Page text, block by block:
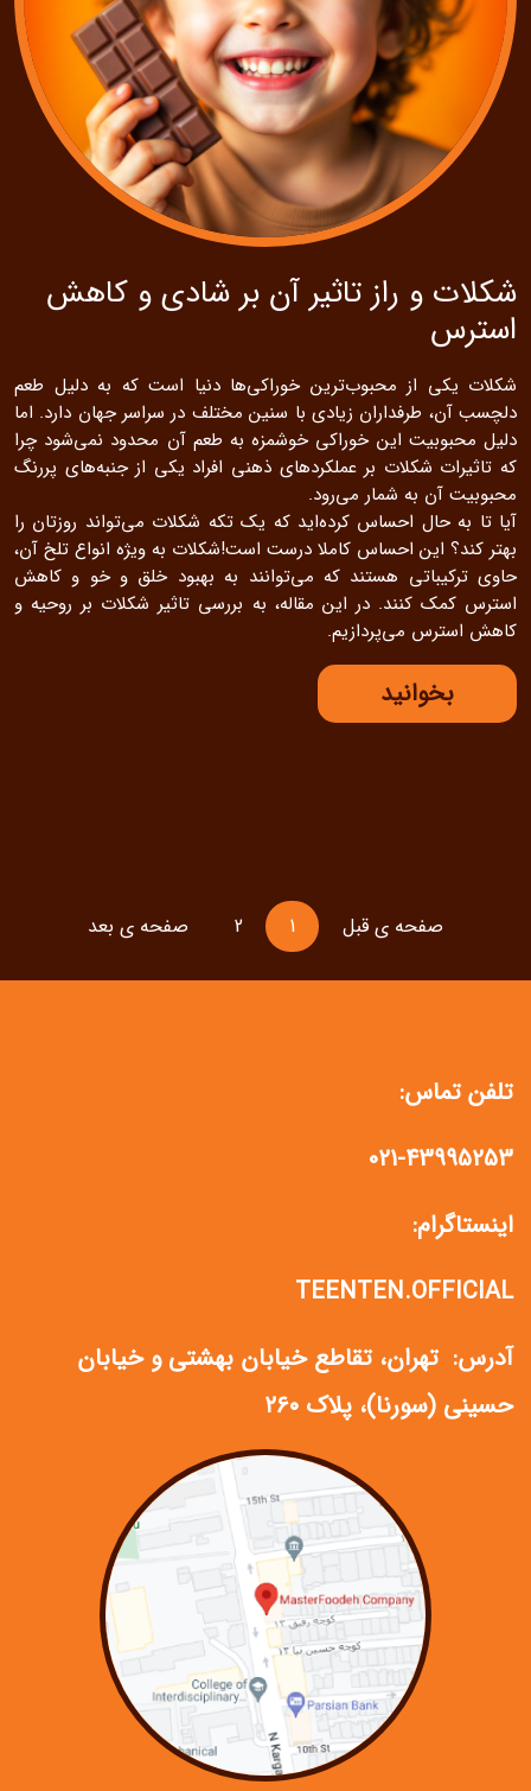
شکلات و راز تاثیر آن بر شادی و کاهش
استرس
شکلات یکی از محبوب‌ترین خوراکی‌ها دنیا است که به دلیل طعم
دلچسب آن، طرفداران زیادی با سنین مختلف در سراسر جهان دارد. اما
دلیل محبوبیت این خوراکی خوشمزه به طعم آن محدود نمی‌شود چرا
که تاثیرات شکلات بر عملکردهای ذهنی افراد یکی از جنبه‌های پررنگ
محبوبیت آن به شمار می‌رود.
آیا تا به حال احساس کرده‌اید که یک تکه شکلات می‌تواند روزتان را
بهتر کند؟ این احساس کاملا درست است!شکلات به ویژه انواع تلخ آن،
حاوی ترکیباتی هستند که می‌توانند به بهبود خلق و خو و کاهش
استرس کمک کنند. در این مقاله، به بررسی تاثیر شکلات بر روحیه و
کاهش استرس می‌پردازیم.
بخوانید
صفحه ی قبل 1
2 صفحه ی بعد
تلفن تماس:
021-43995253
اینستاگرام:
TEENTEN.OFFICIAL
آدرس: تهران، تقاطع خیابان بهشتی و خیابان
حسینی (سورنا)، پلاک ۲۶۰